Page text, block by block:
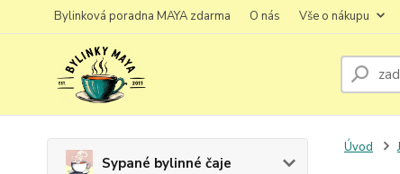
Bylinková poradna MAYA zdarma O nás Vše o nákupu
Sypané bylinné čaje
Úvod